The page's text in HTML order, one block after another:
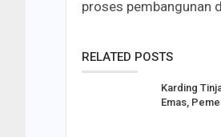
proses pembangunan
RELATED POSTS
Karding
Emas,